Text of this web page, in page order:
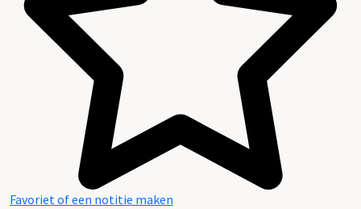
Favoriet of een notitie maken